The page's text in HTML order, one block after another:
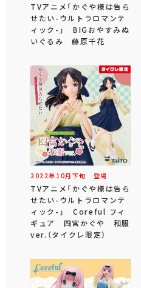
TVアニメ「かぐや様は告ら
せたい-ウルトラロマンテ
ィック-」 BIGおやすみぬ
いぐるみ 藤原千花
2022年 10月 下旬 登場
TVアニメ「かぐや様は告ら
せたい-ウルトラロマンテ
ィック-」 Coreful フィ
ギュア 四宮かぐや 和服
ver.（タイクレ限定）